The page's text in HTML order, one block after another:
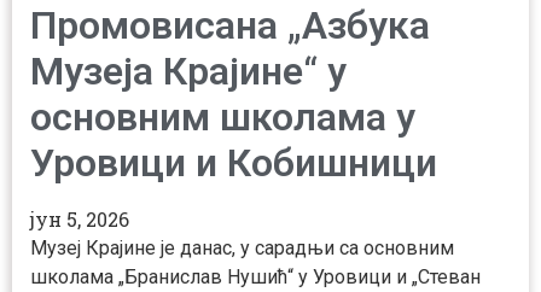
Промовисана „Азбука
Музеја Крајине“ у
основним школама у
Уровици и Кобишници
јун 5, 2026
Музеј Крајине је данас, у сарадњи са основним
школама „Бранислав Нушић“ у Уровици и „Стеван